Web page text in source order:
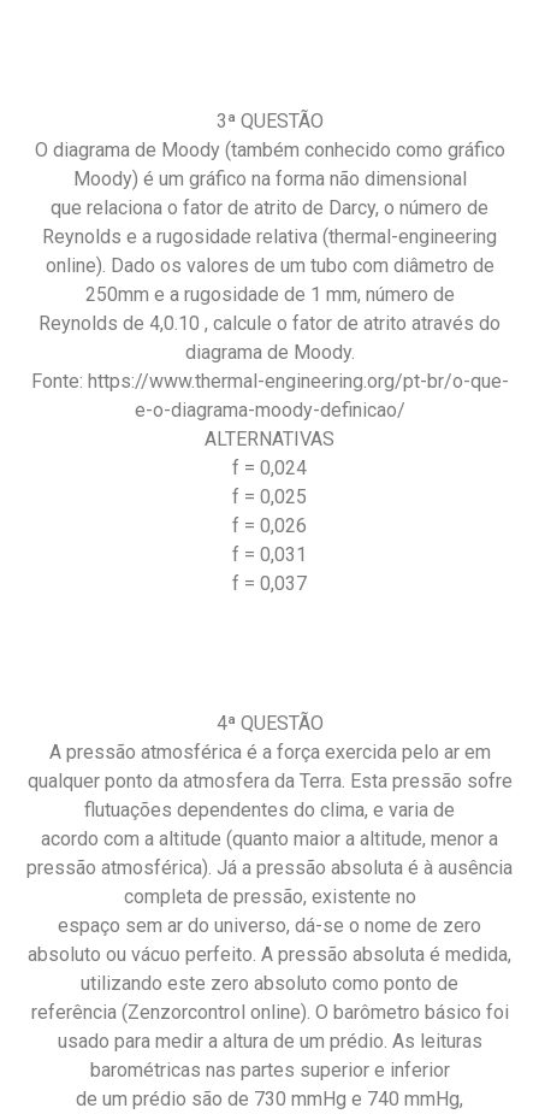
3ª QUESTÃO
O diagrama de Moody (também conhecido como gráfico
Moody) é um gráfico na forma não dimensional
que relaciona o fator de atrito de Darcy, o número de
Reynolds e a rugosidade relativa (thermal-engineering
online). Dado os valores de um tubo com diâmetro de
250mm e a rugosidade de 1 mm, número de
Reynolds de 4,0.10 , calcule o fator de atrito através do
diagrama de Moody.
Fonte: https://www.thermal-engineering.org/pt-br/o-que-
e-o-diagrama-moody-definicao/
ALTERNATIVAS
f = 0,024
f = 0,025
f = 0,026
f = 0,031
f = 0,037
4ª QUESTÃO
A pressão atmosférica é a força exercida pelo ar em
qualquer ponto da atmosfera da Terra. Esta pressão sofre
flutuações dependentes do clima, e varia de
acordo com a altitude (quanto maior a altitude, menor a
pressão atmosférica). Já a pressão absoluta é à ausência
completa de pressão, existente no
espaço sem ar do universo, dá-se o nome de zero
absoluto ou vácuo perfeito. A pressão absoluta é medida,
utilizando este zero absoluto como ponto de
referência (Zenzorcontrol online). O barômetro básico foi
usado para medir a altura de um prédio. As leituras
barométricas nas partes superior e inferior
de um prédio são de 730 mmHg e 740 mmHg,